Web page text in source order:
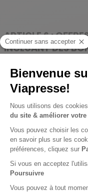
ARTICLE 6 :
INCLUANT DES
Un ou plusieurs
les offres
intégrantes de
Ces bons d’achat :
ont des valeurs
sont utilisables
avec lesquels
d’utilisation et
Partenaires ;